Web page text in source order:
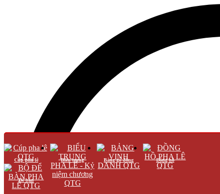
Cúp pha lê Biểu trưng Bảng gỗ đồng Đồng hồ
Để bàn